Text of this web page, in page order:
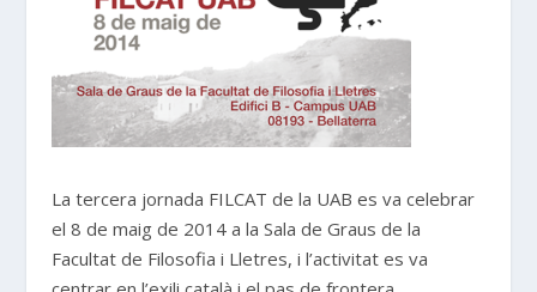
La tercera jornada FILCAT de la UAB es va celebrar
el 8 de maig de 2014 a la Sala de Graus de la
Facultat de Filosofia i Lletres, i l’activitat es va